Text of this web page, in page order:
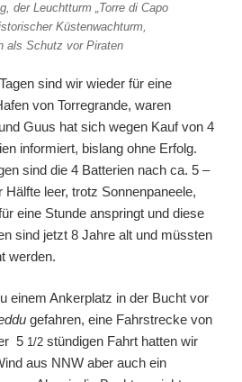
der Leuchtturm „Torre di Capo
Küstenwachturm,
als Schutz vor Piraten
sind wir wieder für eine
von Torregrande, waren
Guus hat sich wegen Kauf von 4
informiert, bislang ohne Erfolg.
sind die 4 Batterien nach ca. 5 –
leer, trotz Sonnenpaneele,
eine Stunde anspringt und diese
sind jetzt 8 Jahre alt und müssten
werden.
einem Ankerplatz in der Bucht vor
gefahren, eine Fahrstrecke von
5 1/2 stündigen Fahrt hatten wir
aus NNW aber auch ein